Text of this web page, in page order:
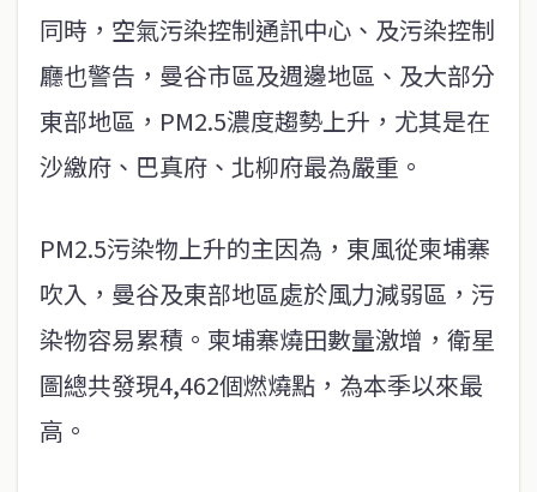
同時，空氣污染控制通訊中心、及污染控制
廳也警告，曼谷市區及週邊地區、及大部分
東部地區，PM2.5濃度趨勢上升，尤其是在
沙繳府、巴真府、北柳府最為嚴重。
PM2.5污染物上升的主因為，東風從柬埔寨
吹入，曼谷及東部地區處於風力減弱區，污
染物容易累積。柬埔寨燒田數量激增，衛星
圖總共發現4,462個燃燒點，為本季以來最
高。